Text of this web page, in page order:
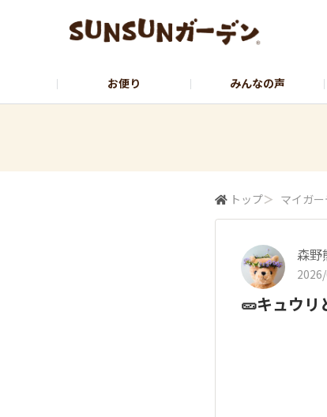
お便り みんなの声
トップ＞ マイガ
森野
🥒キュウ